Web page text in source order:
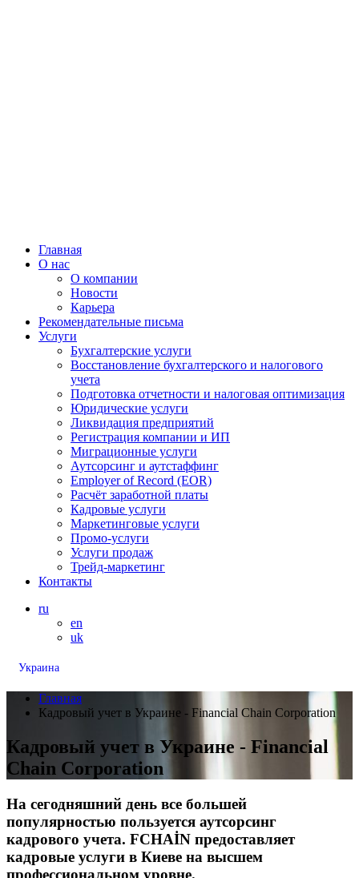
Главная
О нас
О компании
Новости
Карьера
Рекомендательные письма
Услуги
Бухгалтерские услуги
Восстановление бухгалтерского и налогового
учета
Подготовка отчетности и налоговая оптимизация
Юридические услуги
Ликвидация предприятий
Регистрация компании и ИП
Миграционные услуги
Аутсорсинг и аутстаффинг
Employer of Record (EOR)
Расчёт заработной платы
Кадровые услуги
Маркетинговые услуги
Промо-услуги
Услуги продаж
Трейд-маркетинг
Контакты
ru
en
uk
Украина
Главная
Кадровый учет в Украине - Financial Chain Corporation
Кадровый учет в Украине - Financial
Chain Corporation
На сегодняшний день все большей
популярностью пользуется аутсорсинг
кадрового учета. FCHAİN предоставляет
кадровые услуги в Киеве на высшем
профессиональном уровне.